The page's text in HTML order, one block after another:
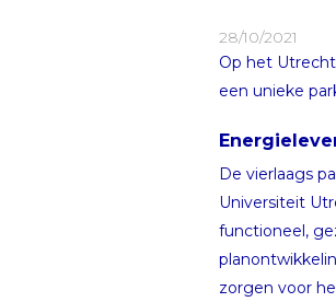
28/10/2021
Op het
een unieke
De vierlaags
Universiteit
functioneel,
zorgen voor